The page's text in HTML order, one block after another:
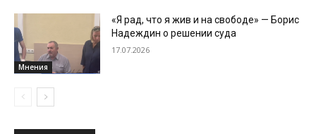
Мнения
«Я рад, что я жив и на свободе» — Борис
Надеждин о решении суда
17.07.2026